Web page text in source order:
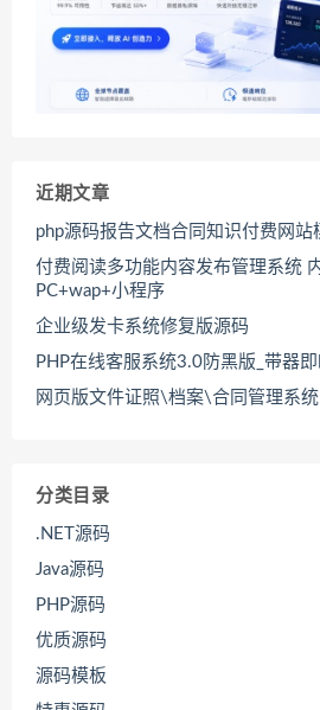
近期文章
php源码报告文档合同知识付费网站
付费阅读多功能内容发布管理系统
PC+wap+小程序
企业级发卡系统修复版源码
PHP在线客服系统3.0防黑版_带器
网页版文件证照\档案\合同管理系统
分类目录
.NET源码
Java源码
PHP源码
优质源码
源码模板